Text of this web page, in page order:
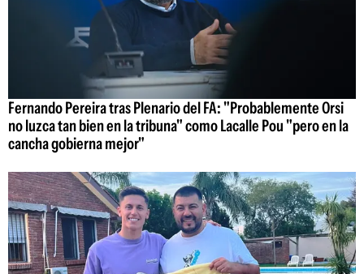
Fernando Pereira tras Plenario del FA: "Probablemente Orsi
no luzca tan bien en la tribuna" como Lacalle Pou "pero en la
cancha gobierna mejor"